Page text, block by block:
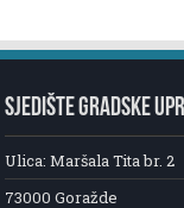
SJEDIŠTE GRADSKE
Ulica: Maršala Tita br. 2
73000 Goražde